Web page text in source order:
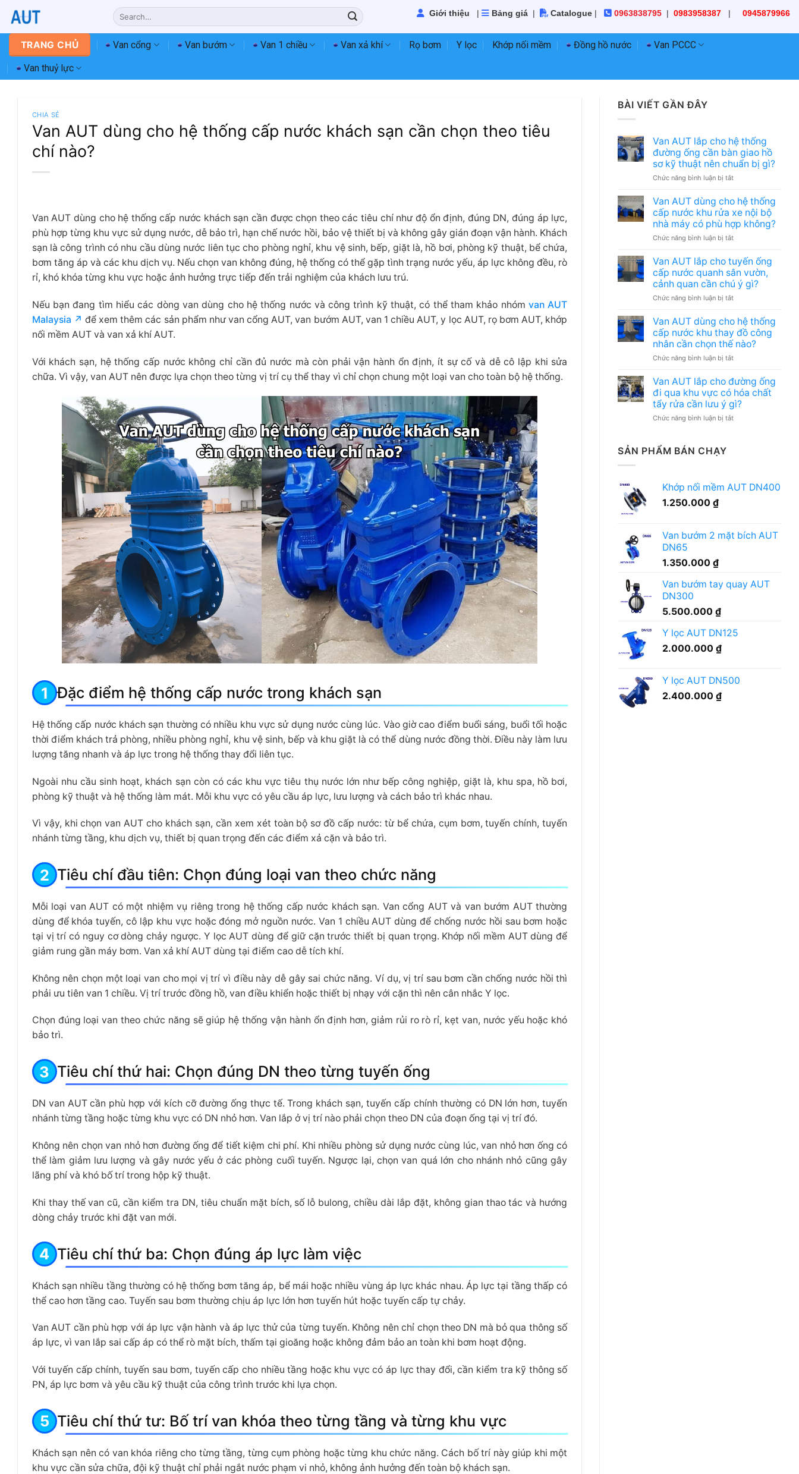
đến
nội
dung
Search
for:
Giới thiệu | Bảng giá | Catalogue | 0963838795 | 0983958387 | 0945879966
TRANG CHỦ Van cổng Van bướm Van 1 chiều Van xả khí Rọ bơm Y lọc Khớp nối mềm Đồng hồ nước Van PCCC
Van thuỷ lực
CHIA SẺ
Van AUT dùng cho hệ thống cấp nước khách sạn cần chọn theo tiêu
chí nào?
Van AUT dùng cho hệ thống cấp nước khách sạn cần được chọn theo các tiêu chí như độ ổn định, đúng DN, đúng áp lực,
phù hợp từng khu vực sử dụng nước, dễ bảo trì, hạn chế nước hồi, bảo vệ thiết bị và không gây gián đoạn vận hành. Khách
sạn là công trình có nhu cầu dùng nước liên tục cho phòng nghỉ, khu vệ sinh, bếp, giặt là, hồ bơi, phòng kỹ thuật, bể chứa,
bơm tăng áp và các khu dịch vụ. Nếu chọn van không đúng, hệ thống có thể gặp tình trạng nước yếu, áp lực không đều, rò
rỉ, khó khóa từng khu vực hoặc ảnh hưởng trực tiếp đến trải nghiệm của khách lưu trú.
Nếu bạn đang tìm hiểu các dòng van dùng cho hệ thống nước và công trình kỹ thuật, có thể tham khảo nhóm van AUT
Malaysia ↗ để xem thêm các sản phẩm như van cổng AUT, van bướm AUT, van 1 chiều AUT, y lọc AUT, rọ bơm AUT, khớp
nối mềm AUT và van xả khí AUT.
Với khách sạn, hệ thống cấp nước không chỉ cần đủ nước mà còn phải vận hành ổn định, ít sự cố và dễ cô lập khi sửa
chữa. Vì vậy, van AUT nên được lựa chọn theo từng vị trí cụ thể thay vì chỉ chọn chung một loại van cho toàn bộ hệ thống.
Đặc điểm hệ thống cấp nước trong khách sạn
Hệ thống cấp nước khách sạn thường có nhiều khu vực sử dụng nước cùng lúc. Vào giờ cao điểm buổi sáng, buổi tối hoặc
thời điểm khách trả phòng, nhiều phòng nghỉ, khu vệ sinh, bếp và khu giặt là có thể dùng nước đồng thời. Điều này làm lưu
lượng tăng nhanh và áp lực trong hệ thống thay đổi liên tục.
Ngoài nhu cầu sinh hoạt, khách sạn còn có các khu vực tiêu thụ nước lớn như bếp công nghiệp, giặt là, khu spa, hồ bơi,
phòng kỹ thuật và hệ thống làm mát. Mỗi khu vực có yêu cầu áp lực, lưu lượng và cách bảo trì khác nhau.
Vì vậy, khi chọn van AUT cho khách sạn, cần xem xét toàn bộ sơ đồ cấp nước: từ bể chứa, cụm bơm, tuyến chính, tuyến
nhánh từng tầng, khu dịch vụ, thiết bị quan trọng đến các điểm xả cặn và bảo trì.
Tiêu chí đầu tiên: Chọn đúng loại van theo chức năng
Mỗi loại van AUT có một nhiệm vụ riêng trong hệ thống cấp nước khách sạn. Van cổng AUT và van bướm AUT thường
dùng để khóa tuyến, cô lập khu vực hoặc đóng mở nguồn nước. Van 1 chiều AUT dùng để chống nước hồi sau bơm hoặc
tại vị trí có nguy cơ dòng chảy ngược. Y lọc AUT dùng để giữ cặn trước thiết bị quan trọng. Khớp nối mềm AUT dùng để
giảm rung gần máy bơm. Van xả khí AUT dùng tại điểm cao dễ tích khí.
Không nên chọn một loại van cho mọi vị trí vì điều này dễ gây sai chức năng. Ví dụ, vị trí sau bơm cần chống nước hồi thì
phải ưu tiên van 1 chiều. Vị trí trước đồng hồ, van điều khiển hoặc thiết bị nhạy với cặn thì nên cân nhắc Y lọc.
Chọn đúng loại van theo chức năng sẽ giúp hệ thống vận hành ổn định hơn, giảm rủi ro rò rỉ, kẹt van, nước yếu hoặc khó
bảo trì.
Tiêu chí thứ hai: Chọn đúng DN theo từng tuyến ống
DN van AUT cần phù hợp với kích cỡ đường ống thực tế. Trong khách sạn, tuyến cấp chính thường có DN lớn hơn, tuyến
nhánh từng tầng hoặc từng khu vực có DN nhỏ hơn. Van lắp ở vị trí nào phải chọn theo DN của đoạn ống tại vị trí đó.
Không nên chọn van nhỏ hơn đường ống để tiết kiệm chi phí. Khi nhiều phòng sử dụng nước cùng lúc, van nhỏ hơn ống có
thể làm giảm lưu lượng và gây nước yếu ở các phòng cuối tuyến. Ngược lại, chọn van quá lớn cho nhánh nhỏ cũng gây
lãng phí và khó bố trí trong hộp kỹ thuật.
Khi thay thế van cũ, cần kiểm tra DN, tiêu chuẩn mặt bích, số lỗ bulong, chiều dài lắp đặt, không gian thao tác và hướng
dòng chảy trước khi đặt van mới.
Tiêu chí thứ ba: Chọn đúng áp lực làm việc
Khách sạn nhiều tầng thường có hệ thống bơm tăng áp, bể mái hoặc nhiều vùng áp lực khác nhau. Áp lực tại tầng thấp có
thể cao hơn tầng cao. Tuyến sau bơm thường chịu áp lực lớn hơn tuyến hút hoặc tuyến cấp tự chảy.
Van AUT cần phù hợp với áp lực vận hành và áp lực thử của từng tuyến. Không nên chỉ chọn theo DN mà bỏ qua thông số
áp lực, vì van lắp sai cấp áp có thể rò mặt bích, thấm tại gioăng hoặc không đảm bảo an toàn khi bơm hoạt động.
Với tuyến cấp chính, tuyến sau bơm, tuyến cấp cho nhiều tầng hoặc khu vực có áp lực thay đổi, cần kiểm tra kỹ thông số
PN, áp lực bơm và yêu cầu kỹ thuật của công trình trước khi lựa chọn.
Tiêu chí thứ tư: Bố trí van khóa theo từng tầng và từng khu vực
Khách sạn nên có van khóa riêng cho từng tầng, từng cụm phòng hoặc từng khu chức năng. Cách bố trí này giúp khi một
khu vực cần sửa chữa, đội kỹ thuật chỉ phải ngắt nước phạm vi nhỏ, không ảnh hưởng đến toàn bộ khách sạn.
BÀI VIẾT GẦN ĐÂY
Van AUT lắp cho hệ thống
đường ống cần bàn giao hồ
sơ kỹ thuật nên chuẩn bị gì?
Chức năng bình luận bị tắtở
AUT
cho
hệ
thống
ống
cần
bàn
giao
hồ
kỹ
thuật
nên
chuẩn
bị
Van AUT dùng cho hệ thống
cấp nước khu rửa xe nội bộ
nhà máy có phù hợp không?
Chức năng bình luận bị tắtở
AUT
dùng
cho
hệ
thống
nước
khu
rửa
xe
nội
nhà
máy
có
phù
hợp
Van AUT lắp cho tuyến ống
cấp nước quanh sân vườn,
cảnh quan cần chú ý gì?
Chức năng bình luận bị tắtở
AUT
lắp
cho
tuyến
ống
nước
quanh
sân
vườn,
cảnh
Van AUT dùng cho hệ thống
cấp nước khu thay đồ công
nhân cần chọn thế nào?
Chức năng bình luận bị tắtở
AUT
dùng
cho
hệ
thống
nhân
nào?
Van AUT lắp cho đường ống
đi qua khu vực có hóa chất
tẩy rửa cần lưu ý gì?
Chức năng bình luận bị tắtở
đi
hóa
lưu
SẢN PHẨM BÁN CHẠY
Khớp nối mềm AUT DN400
1.250.000 ₫
Van bướm 2 mặt bích AUT
DN65
1.350.000 ₫
Van bướm tay quay AUT
DN300
5.500.000 ₫
Y lọc AUT DN125
2.000.000 ₫
Y lọc AUT DN500
2.400.000 ₫